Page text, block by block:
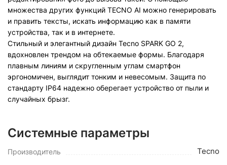
множества других функций TECNO AI можно генерировать
и править тексты, искать информацию как в памяти
устройства, так и в интернете.
Стильный и элегантный дизайн Tecno SPARK GO 2,
вдохновлен трендом на обтекаемые формы. Благодаря
плавным линиям и скругленным углам смартфон
эргономичен, выглядит тонким и невесомым. Защита по
стандарту IP64 надежно оберегает устройство от пыли и
случайных брызг.
Системные параметры
Производитель Tecno